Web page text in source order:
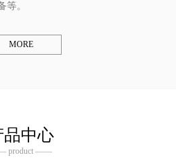
等。
MORE
品中心
product ——